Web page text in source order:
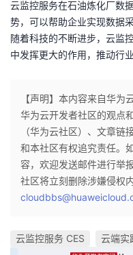
云监控服务在石油炼化厂数
势，可以帮助企业实现数据
随着科技的不断进步，云监
中发挥更大的作用，推动行
【声明】本内容来自华为
华为云开发者社区的观点
（华为云社区）、文章
和本社区有权追究责任。
容，欢迎发送邮件进行举
社区将立刻删除涉嫌侵权
云监控服务 CES 云端实